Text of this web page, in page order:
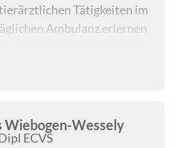
Tätigkeiten im
Ambulanz erlernen
sich hier.
internistische Erfahrung
Wiebogen-Wessely
ECVS